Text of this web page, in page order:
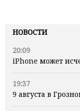
НОВОСТИ
20:09
iPhone может
19:37
9 августа в